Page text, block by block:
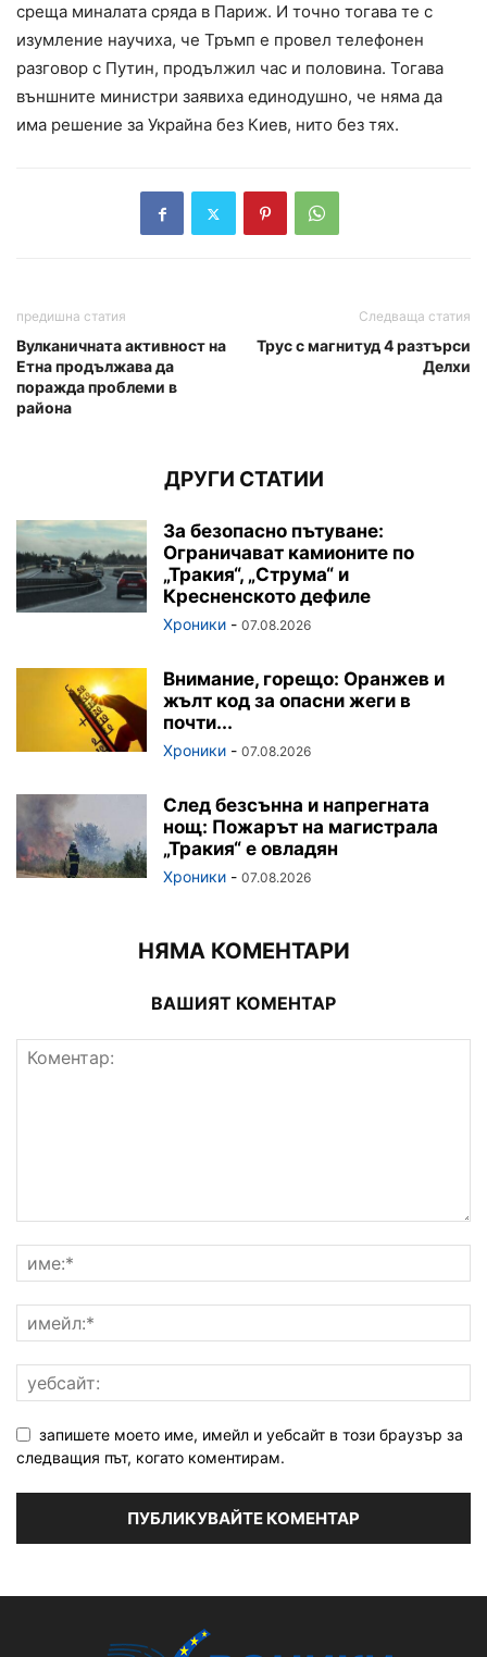
среща миналата сряда в Париж. И точно тогава те с
изумление научиха, че Тръмп е провел телефонен
разговор с Путин, продължил час и половина. Тогава
външните министри заявиха единодушно, че няма да
има решение за Украйна без Киев, нито без тях.
предишна статия
Вулканичната активност на
Етна продължава да
поражда проблеми в
района
Следваща статия
Трус с магнитуд 4 разтърси
Делхи
ДРУГИ СТАТИИ
За безопасно пътуване:
Ограничават камионите по
„Тракия“, „Струма“ и
Кресненското дефиле
Хроники - 07.08.2026
Внимание, горещо: Оранжев и
жълт код за опасни жеги в
почти...
Хроники - 07.08.2026
След безсънна и напрегната
нощ: Пожарът на магистрала
„Тракия“ е овладян
Хроники - 07.08.2026
НЯМА КОМЕНТАРИ
ВАШИЯТ КОМЕНТАР
запишете моето име, имейл и уебсайт в този браузър за
следващия път, когато коментирам.